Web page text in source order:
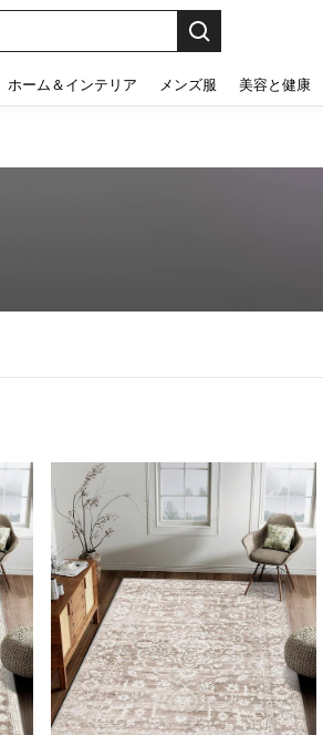
ホーム＆インテリア メンズ服 美容と健康